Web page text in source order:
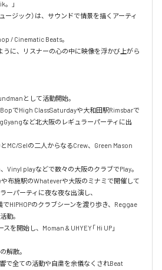
。」
ージック）は、サウンドで情景を描くアーティ
/ Cinematic Beats。
うに、リスナーの心の中に映像を浮かび上がら
として活動開始。
でHigh ClassSaturdayや大和田駅Rimsbarで
など北大阪のレギュラーパーティに出
MC/Selの二人からなるCrew、Green Mason
Vinyl playなどで数々の大阪のクラブでPlay。
布施駅のWhateverや大阪のミナミで開催して
ーパーティに夜な夜な出演し、
HIPHOPのクラブシーンを渡り歩き、Reggae
動。
を開始し、Moman & UHYEY「 Hi UP」
解散。
で全ての活動や自粛を余儀なくされBeat